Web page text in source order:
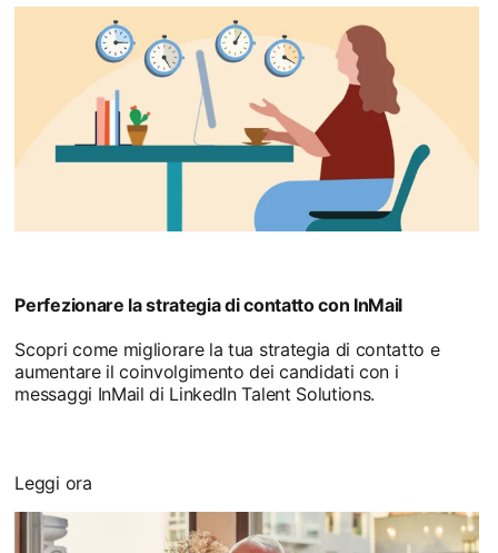
Perfezionare la strategia di contatto con InMail
Scopri come migliorare la tua strategia di contatto e
aumentare il coinvolgimento dei candidati con i
messaggi InMail di LinkedIn Talent Solutions.
Leggi ora